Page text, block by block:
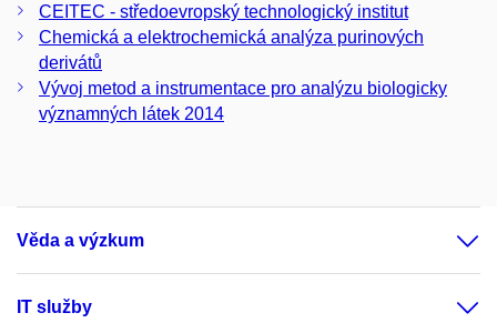
CEITEC - středoevropský technologický institut
Chemická a elektrochemická analýza purinových
derivátů
Vývoj metod a instrumentace pro analýzu biologicky
významných látek 2014
Věda a výzkum
IT služby